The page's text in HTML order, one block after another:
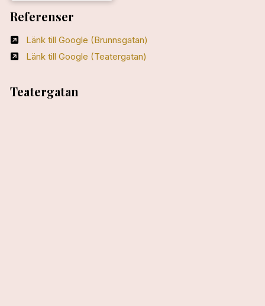
Referenser
Länk till Google (Brunnsgatan)
Länk till Google (Teatergatan)
Teatergatan